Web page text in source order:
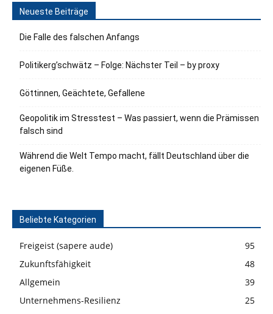
Neueste Beiträge
Die Falle des falschen Anfangs
Politikerg’schwätz – Folge: Nächster Teil – by proxy
Göttinnen, Geächtete, Gefallene
Geopolitik im Stresstest – Was passiert, wenn die Prämissen
falsch sind
Während die Welt Tempo macht, fällt Deutschland über die
eigenen Füße.
Beliebte Kategorien
Freigeist (sapere aude)
95
Zukunftsfähigkeit
48
Allgemein
39
Unternehmens-Resilienz
25